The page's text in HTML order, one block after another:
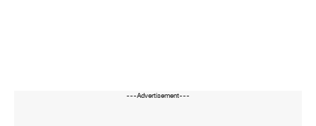
---Advertisement---